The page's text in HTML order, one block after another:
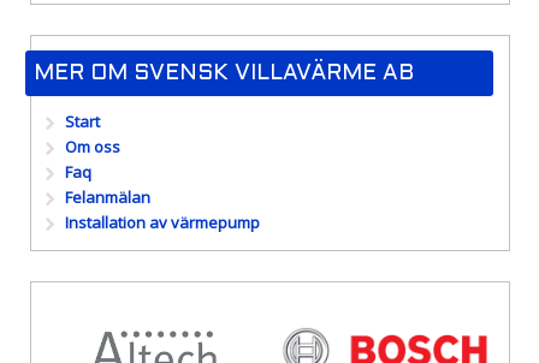
MER OM SVENSK VILLAVÄRME AB
Start
Om oss
Faq
Felanmälan
Installation av värmepump